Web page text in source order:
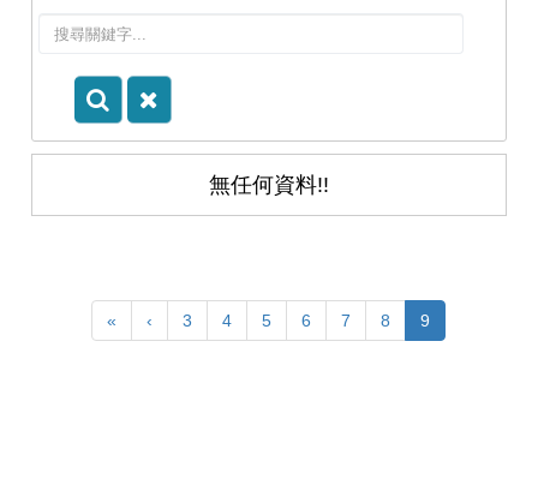
所
別
無任何資料!!
« ‹ 3 4 5 6 7 8 9